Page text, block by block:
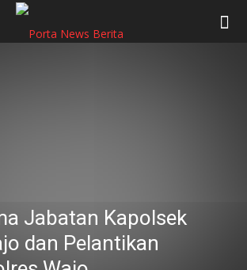
Jabatan Kapolsek
dan Pelantikan